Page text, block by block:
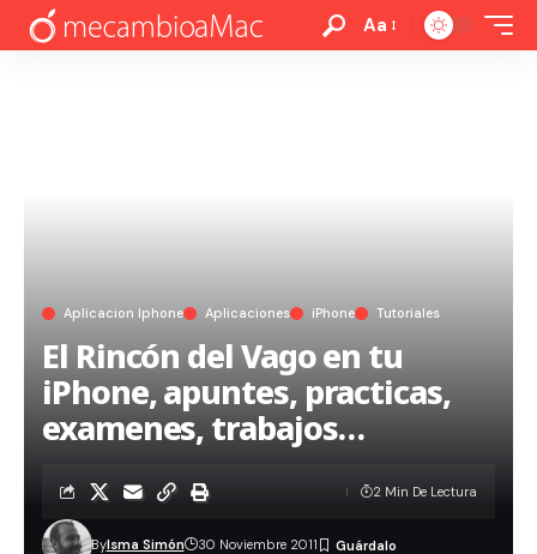
Aa
Aplicacion Iphone Aplicaciones iPhone Tutoriales
El Rincón del Vago en tu
iPhone, apuntes, practicas,
examenes, trabajos…
ByIsma Simón 30 Noviembre 2011
2 Min De Lectura